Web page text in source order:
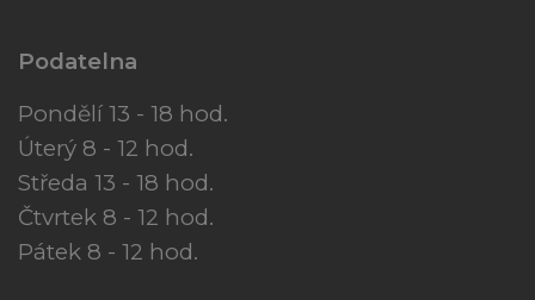
Podatelna
Pondělí 13 - 18 hod.
Úterý 8 - 12 hod.
Středa 13 - 18 hod.
Čtvrtek 8 - 12 hod.
Pátek 8 - 12 hod.